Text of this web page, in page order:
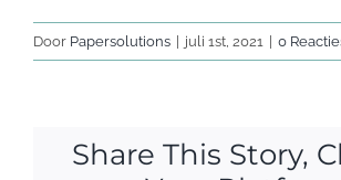
Door Papersolutions juli 1st, 2021 0
Share This Story,